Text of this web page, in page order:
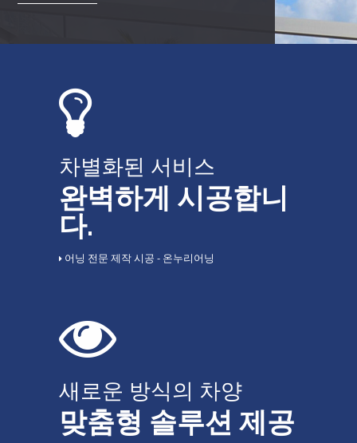
차별화된 서비스
완벽하게 시공합니
다.
어닝 전문 제작 시공 - 온누리어닝
새로운 방식의 차양
맞춤형 솔루션 제공